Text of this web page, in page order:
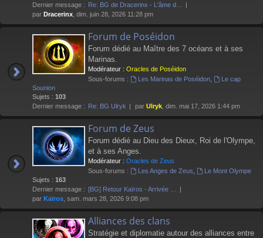
Dernier message : Re: BG de Dracerinx - L'âme d…
par Dracerinx , dim. juin 28, 2026 11:28 pm
Forum de Poséidon
Forum dédié au Maître des 7 océans et à ses
Marinas.
Modérateur : Oracles de Poséidon
Sous-forums :
Les Marinas de Poséidon,
Le cap
Sounion
Sujets : 103
Dernier message : Re: BG Ulryk par Ulryk , dim. mai 17, 2026 1:44 pm
Forum de Zeus
Forum dédié au Dieu des Dieux, Roi de l'Olympe,
et à ses Anges.
Modérateur : Oracles de Zeus
Sous-forums :
Les Anges de Zeus
Le Mont Olympe
Sujets : 163
Dernier message : [BG] Retour Kaïros - Arrivée …
par Kaïros , sam. mars 28, 2026 9:08 pm
Alliances des clans
Stratégie et diplomatie autour des alliances entre